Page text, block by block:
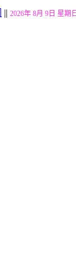
|| 2026年 8月 9日 星期日